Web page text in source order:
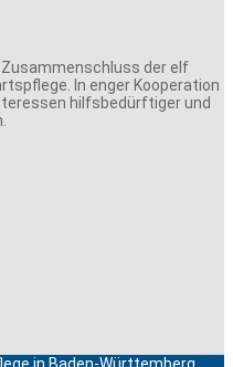
der elf
In enger Kooperation
hilfsbedürftiger und